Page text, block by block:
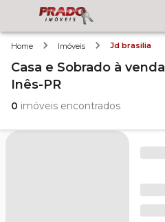
Home Imóveis Jd brasilia
Casa e Sobrado à venda
Inês-PR
0 imóveis encontrados